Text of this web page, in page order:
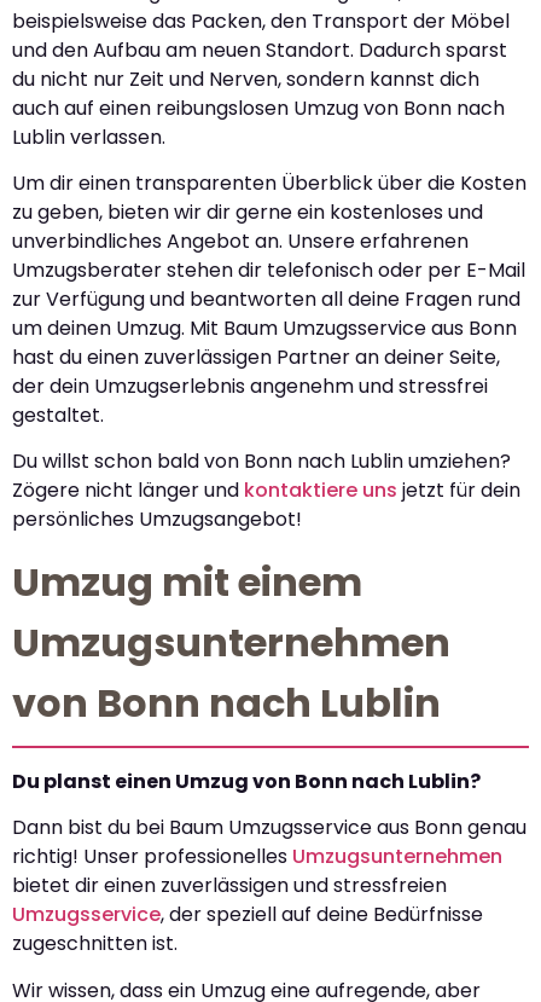
beispielsweise das Packen, den Transport der Möbel
und den Aufbau am neuen Standort. Dadurch sparst
du nicht nur Zeit und Nerven, sondern kannst dich
auch auf einen reibungslosen Umzug von Bonn nach
Lublin verlassen.
Um dir einen transparenten Überblick über die Kosten
zu geben, bieten wir dir gerne ein kostenloses und
unverbindliches Angebot an. Unsere erfahrenen
Umzugsberater stehen dir telefonisch oder per E-Mail
zur Verfügung und beantworten all deine Fragen rund
um deinen Umzug. Mit Baum Umzugsservice aus Bonn
hast du einen zuverlässigen Partner an deiner Seite,
der dein Umzugserlebnis angenehm und stressfrei
gestaltet.
Du willst schon bald von Bonn nach Lublin umziehen?
Zögere nicht länger und kontaktiere uns jetzt für dein
persönliches Umzugsangebot!
Umzug mit einem
Umzugsunternehmen
von Bonn nach Lublin
Du planst einen Umzug von Bonn nach Lublin?
Dann bist du bei Baum Umzugsservice aus Bonn genau
richtig! Unser professionelles Umzugsunternehmen
bietet dir einen zuverlässigen und stressfreien
Umzugsservice, der speziell auf deine Bedürfnisse
zugeschnitten ist.
Wir wissen, dass ein Umzug eine aufregende, aber